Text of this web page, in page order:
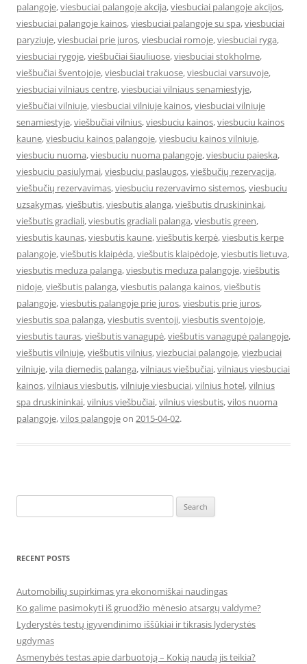
palangoje,viesbuciai palangoje akcija,viesbuciai palangoje akcijos,
viesbuciai palangoje kainos,viesbuciai palangoje su spa,viesbuciai
paryziuje,viesbuciai prie juros,viesbuciai romoje,viesbuciai ryga,
viesbuciai rygoje,viešbučiai šiauliuose,viesbuciai stokholme,
viešbučiai šventojoje,viesbuciai trakuose,viesbuciai varsuvoje,
viesbuciai vilniaus centre,viesbuciai vilniaus senamiestyje,
viešbučiai vilniuje,viesbuciai vilniuje kainos,viesbuciai vilniuje
senamiestyje,viešbučiai vilnius,viesbuciu kainos,viesbuciu kainos
kaune,viesbuciu kainos palangoje,viesbuciu kainos vilniuje,
viesbuciu nuoma,viesbuciu nuoma palangoje,viesbuciu paieska,
viesbuciu pasiulymai,viesbuciu paslaugos,viešbučių rezervacija,
viešbučių rezervavimas,viesbuciu rezervavimo sistemos,viesbuciu
uzsakymas,viešbutis,viesbutis alanga,viešbutis druskininkai,
viešbutis gradiali,viesbutis gradiali palanga,viesbutis green,
viesbutis kaunas,viesbutis kaune,viešbutis kerpė,viesbutis kerpe
palangoje,viešbutis klaipėda,viešbutis klaipėdoje,viesbutis lietuva,
viesbutis meduza palanga,viesbutis meduza palangoje,viešbutis
nidoje,viešbutis palanga,viesbutis palanga kainos,viešbutis
palangoje,viesbutis palangoje prie juros,viesbutis prie juros,
viesbutis spa palanga,viesbutis sventoji,viesbutis sventojoje,
viesbutis tauras,viešbutis vanagupė,viešbutis vanagupė palangoje,
viešbutis vilniuje,viešbutis vilnius,viezbuciai palangoje,viezbuciai
vilniuje,vila diemedis palanga,vilniaus viešbučiai,vilniaus viesbuciai
kainos,vilniaus viesbutis,vilniuje viesbuciai,vilnius hotel,vilnius
spa druskininkai,vilnius viešbučiai,vilnius viesbutis,vilos nuoma
palangoje,vilos palangojeon 2015-04-02.
for:
RECENT POSTS
Automobilių supirkimas yra ekonomiškai naudingas
Ko galime pasimokyti iš gruodžio mėnesio atsargų valdyme?
Lyderystės testų įgyvendinimo iššūkiai ir tikrasis lyderystės
ugdymas
Asmenybės testas apie darbuotoją – Kokią naudą jis teikia?